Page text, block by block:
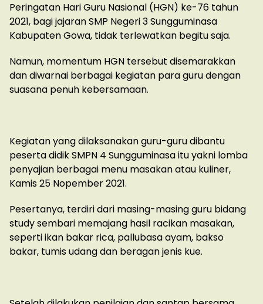
Peringatan Hari Guru Nasional (HGN) ke-76 tahun
2021, bagi jajaran SMP Negeri 3 Sungguminasa
Kabupaten Gowa, tidak terlewatkan begitu saja.
Namun, momentum HGN tersebut disemarakkan
dan diwarnai berbagai kegiatan para guru dengan
suasana penuh kebersamaan.
Kegiatan yang dilaksanakan guru-guru dibantu
peserta didik SMPN 4 Sungguminasa itu yakni lomba
penyajian berbagai menu masakan atau kuliner,
Kamis 25 Nopember 2021.
Pesertanya, terdiri dari masing-masing guru bidang
study sembari memajang hasil racikan masakan,
seperti ikan bakar rica, pallubasa ayam, bakso
bakar, tumis udang dan beragan jenis kue.